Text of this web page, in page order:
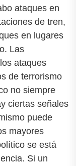
ataques en
de tren,
en lugares
Las
ataques
de terrorismo
no siempre
ciertas señales
puede
mayores
se está
Si un